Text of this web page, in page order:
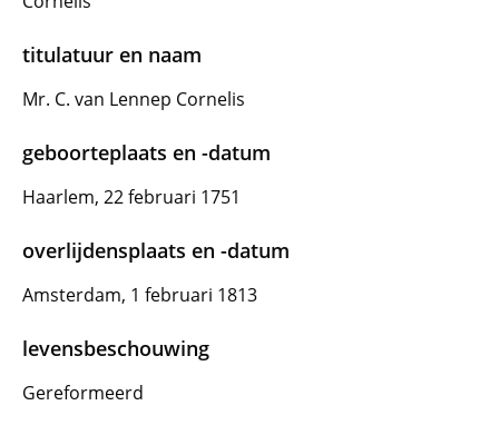
titulatuur en naam
Mr. C. van Lennep Cornelis
geboorteplaats en -datum
Haarlem, 22 februari 1751
overlijdensplaats en -datum
Amsterdam, 1 februari 1813
levensbeschouwing
Gereformeerd